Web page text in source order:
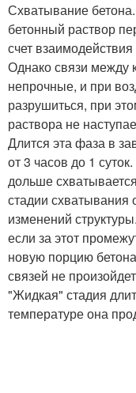
Схватывание
бетонный раствор
счет
Однако связи между
непрочные, и при
разрушиться, при
раствора не
Длится эта фаза в
от 3 часов до 1
дольше
стадии схватывания
изменений
если за этот
новую порцию
связей не
"Жидкая" стадия
температуре она